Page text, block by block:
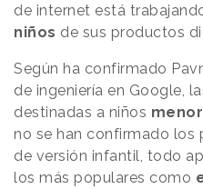
de internet está
niños de sus productos
Según ha confirmado
de ingeniería en Google,
destinadas a niños
no se han confirmado los
de versión infantil, todo
los más populares como